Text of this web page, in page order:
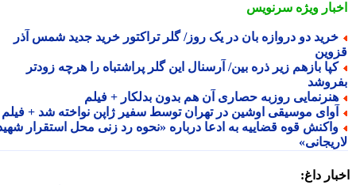
ویژهسرنویس
دو دروازه بان در یک روز/ گلر تراکتور خرید جدید شمس آذر
بازهم زیر ذره بین/ آرسنال این گلر پراشتباه را هرچه زودتر
روزبه حصاری آن هم بدون بدلکار + فیلم
موسیقی اوشین در تهران توسط سفیر ژاپن نواخته شد + فیلم
قوه قضاییه به ادعا درباره «نحوه رد زنی محل استقرار شهید
داغ: